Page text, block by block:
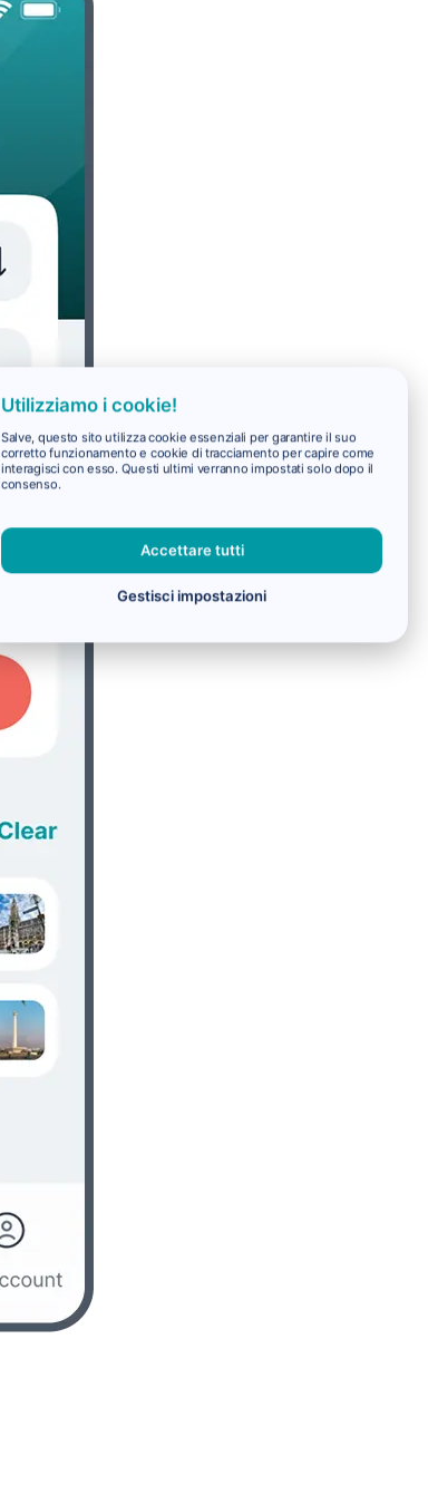
Utilizziamo i cookie!
Salve, questo sito utilizza cookie essenziali per garantire il suo
corretto funzionamento e cookie di tracciamento per capire come
interagisci con esso. Questi ultimi verranno impostati solo dopo il
consenso.
Accettare tutti
Gestisci impostazioni